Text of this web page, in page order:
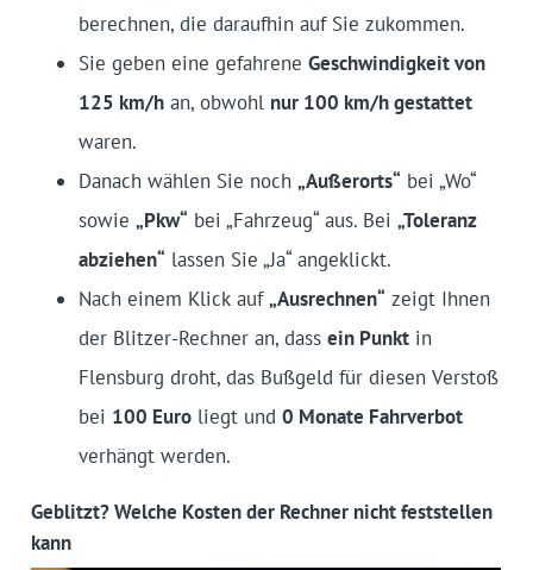
berechnen, die daraufhin auf Sie zukommen.
Sie geben eine gefahrene Geschwindigkeit von
125 km/han, obwohl nur 100 km/h gestattet
waren.
Danach wählen Sie noch „Außerorts“ bei „Wo“
sowie „Pkw“ bei „Fahrzeug“ aus. Bei „Toleranz
abziehen“ lassen Sie „Ja“ angeklickt.
Nach einem Klick auf„Ausrechnen“ zeigt Ihnen
der Blitzer-Rechner an, dass ein Punktin
Flensburg droht, das Bußgeld für diesen Verstoß
bei 100 Euroliegt und 0 Monate Fahrverbot
verhängt werden.
Geblitzt? Welche Kosten der Rechner nicht feststellen
kann